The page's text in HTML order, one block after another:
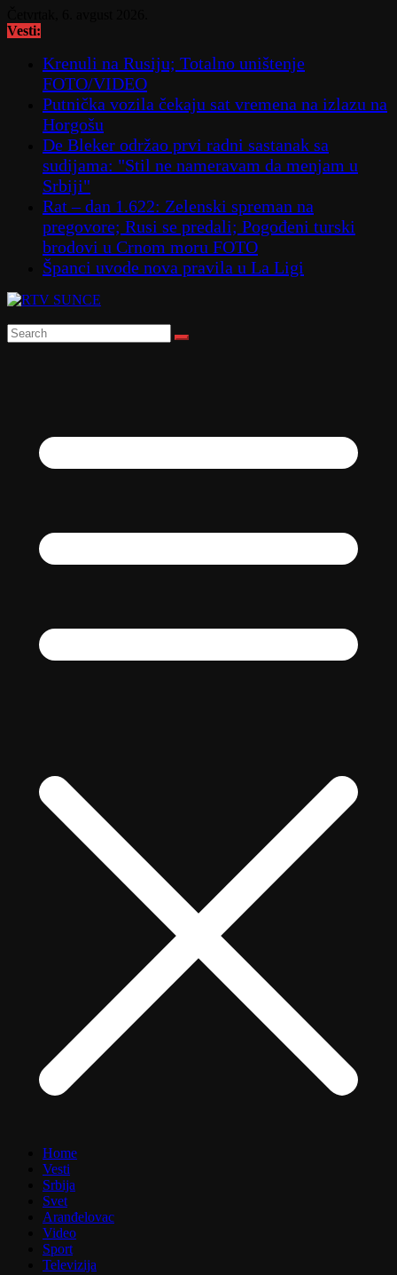
to
Vesti:
Krenuli na Rusiju; Totalno uništenje
FOTO/VIDEO
Putnička vozila čekaju sat vremena na izlazu na
Horgošu
De Bleker održao prvi radni sastanak sa
sudijama: "Stil ne nameravam da menjam u
Srbiji"
Rat – dan 1.622: Zelenski spreman na
pregovore; Rusi se predali; Pogođeni turski
brodovi u Crnom moru FOTO
Španci uvode nova pravila u La Ligi
Home
Vesti
Srbija
Svet
Aranđelovac
Video
Sport
Televizija